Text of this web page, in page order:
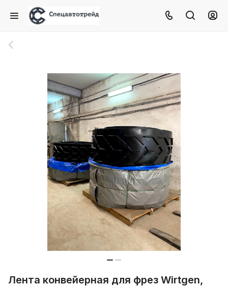
Лента конвейерная для фрез Wirtgen,